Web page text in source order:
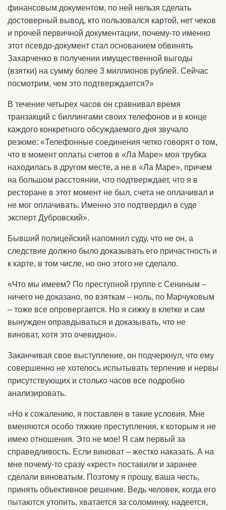
финансовым документом, по ней нельзя сделать
достоверный вывод, кто пользовался картой, нет чеков
и прочей первичной документации, почему-то именно
этот псевдо-документ стал основанием обвинять
Захарченко в получении имущественной выгоды
(взятки) на сумму более 3 миллионов рублей. Сейчас
посмотрим, чем это подтверждается?»
В течение четырех часов он сравнивал время
транзакций с биллингами своих телефонов и в конце
каждого конкретного обсуждаемого дня звучало
резюме: «Телефонные соединения четко говорят о том,
что в момент оплаты счетов в «Ла Маре» моя трубка
находилась в другом месте, а не в «Ла Маре», причем
на большом расстоянии, что подтверждает, что я в
ресторане в этот момент не был, счета не оплачивал и
не мог оплачивать. Именно это подтвердил в суде
эксперт Дубровский».
Бывший полицейский напомнил суду, что не он, а
следствие должно было доказывать его причастность и
к карте, в том числе, но оно этого не сделало.
«Что мы имеем? По преступной группе с Сениным –
ничего не доказано, по взяткам – ноль, по Марчуковым
– тоже все опровергается. Но я сижку в клетке и сам
вынужден оправдываться и доказывать, что не
виноват, хотя это очевидно».
Заканчивая свое выступление, он подчеркнул, что ему
совершенно не хотелось испытывать терпение и нервы
присутствующих и столько часов все подробно
анализировать.
«Но к сожалению, я поставлен в такие условия. Мне
вменяются особо тяжкие преступления, к которым я не
имею отношения. Это не мое! Я сам первый за
справедливость. Если виноват – жестко наказать. А на
мне почему-то сразу «крест» поставили и заранее
сделали виноватым. Поэтому я прошу, ваша честь,
принять объективное решение. Ведь человек, когда его
пытаются утопить, хватается за соломинку, надеется,